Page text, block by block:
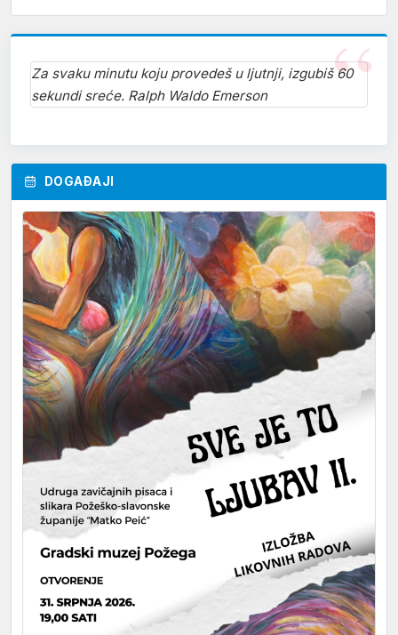
Za svaku minutu koju provedeš u ljutnji, izgubiš 60
sekundi sreće. Ralph Waldo Emerson
DOGAĐAJI